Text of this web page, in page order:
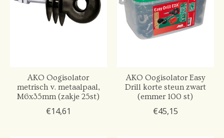
AKO Oogisolator
metrisch v. metaalpaal,
M6x35mm (zakje 25st)
€14,61
AKO Oogisolator Easy
Drill korte steun zwart
(emmer 100 st)
€45,15